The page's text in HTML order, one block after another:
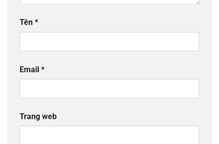
Tên *
Email *
Trang web